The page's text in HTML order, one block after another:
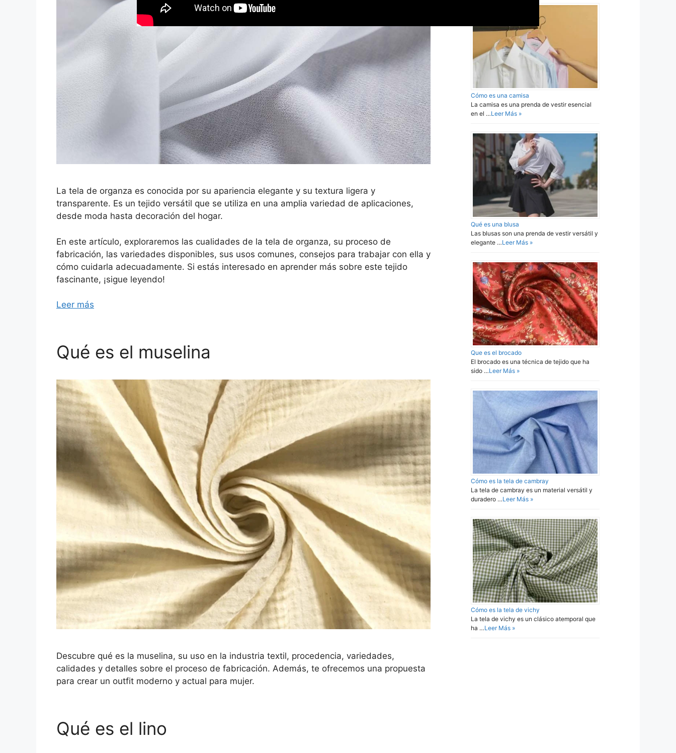
La tela de organza es conocida por su apariencia elegante y su textura ligera y
transparente. Es un tejido versátil que se utiliza en una amplia variedad de aplicaciones,
desde moda hasta decoración del hogar.
En este artículo, exploraremos las cualidades de la tela de organza, su proceso de
fabricación, las variedades disponibles, sus usos comunes, consejos para trabajar con ella y
cómo cuidarla adecuadamente. Si estás interesado en aprender más sobre este tejido
fascinante, ¡sigue leyendo!
Leer más
Qué es el muselina
Descubre qué es la muselina, su uso en la industria textil, procedencia, variedades,
calidades y detalles sobre el proceso de fabricación. Además, te ofrecemos una propuesta
para crear un outfit moderno y actual para mujer.
Qué es el lino
Cómo es una camisa
La camisa es una prenda de vestir esencial
en el …Leer Más »
Qué es una blusa
Las blusas son una prenda de vestir versátil y
elegante …Leer Más »
Que es el brocado
El brocado es una técnica de tejido que ha
sido …Leer Más »
Cómo es la tela de cambray
La tela de cambray es un material versátil y
duradero …Leer Más »
Cómo es la tela de vichy
La tela de vichy es un clásico atemporal que
ha …Leer Más »